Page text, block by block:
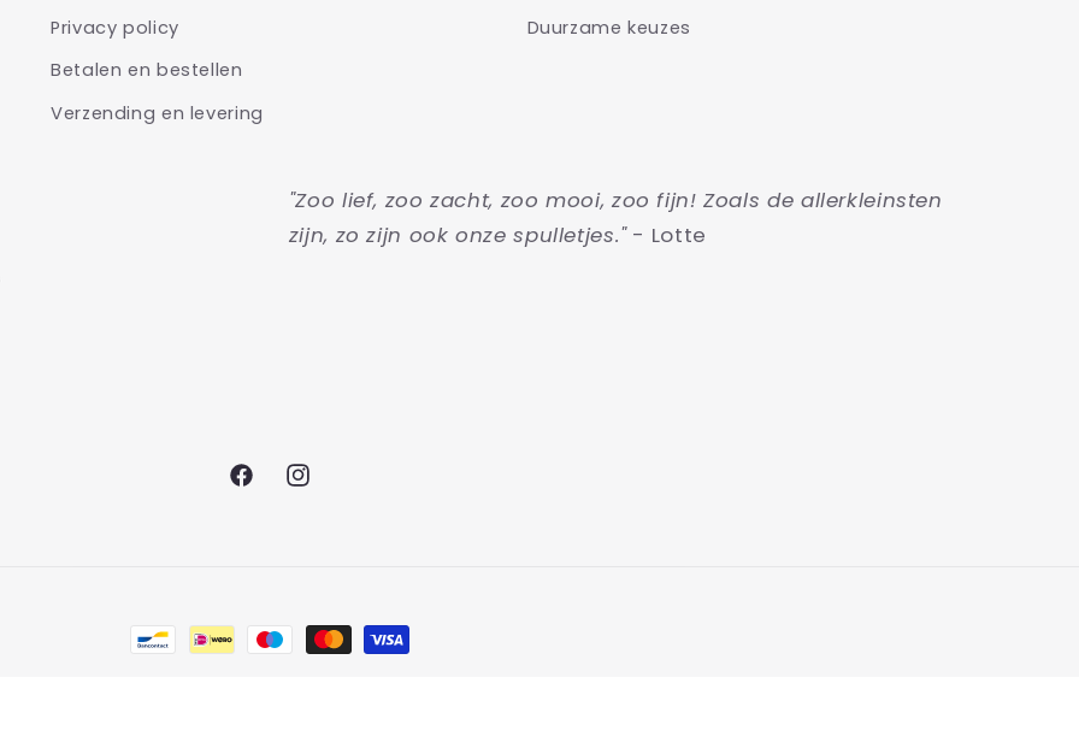
Privacy policy
Betalen en bestellen
Verzending en levering
Duurzame keuzes
"Zoo lief, zoo zacht, zoo mooi, zoo fijn! Zoals de allerkleinsten
zijn, zo zijn ook onze spulletjes."- Lotte
FacebookInstagram
Betaalmethoden